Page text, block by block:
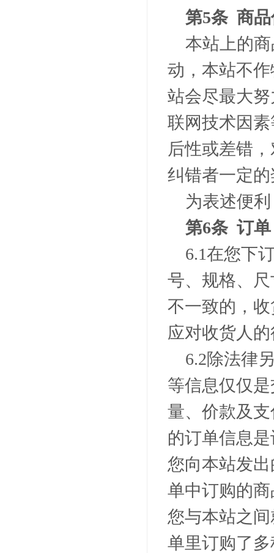
第5条 商品
本站上的
动，本站不
站会尽最大
联网技术因
后性或差错
纠错者一定
为表述便
第6条 订单
6.1在您下
号、规格、
不一致的，
应对收货人
6.2除法律
等信息仅仅
量、价款及
的订单信息
您向本站发
单中订购的
您与本站之
单里订购了